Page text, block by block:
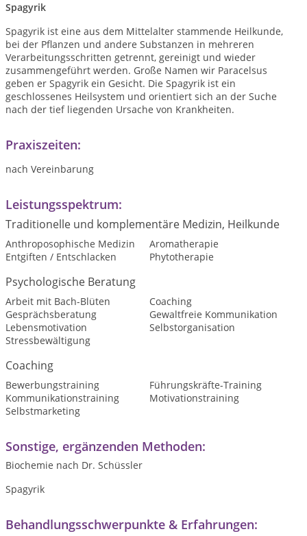
Spagyrik
Spagyrik ist eine aus dem Mittelalter stammende Heilkunde,
bei der Pflanzen und andere Substanzen in mehreren
Verarbeitungsschritten getrennt, gereinigt und wieder
zusammengeführt werden. Große Namen wir Paracelsus
geben er Spagyrik ein Gesicht. Die Spagyrik ist ein
geschlossenes Heilsystem und orientiert sich an der Suche
nach der tief liegenden Ursache von Krankheiten.
Praxiszeiten:
nach Vereinbarung
Leistungsspektrum:
Traditionelle und komplementäre Medizin, Heilkunde
Anthroposophische Medizin
Aromatherapie
Entgiften / Entschlacken
Phytotherapie
Psychologische Beratung
Arbeit mit Bach-Blüten
Coaching
Gesprächsberatung
Gewaltfreie Kommunikation
Lebensmotivation
Selbstorganisation
Stressbewältigung
Coaching
Bewerbungstraining
Führungskräfte-Training
Kommunikationstraining
Motivationstraining
Selbstmarketing
Sonstige, ergänzenden Methoden:
Biochemie nach Dr. Schüssler
Spagyrik
Behandlungsschwerpunkte & Erfahrungen: